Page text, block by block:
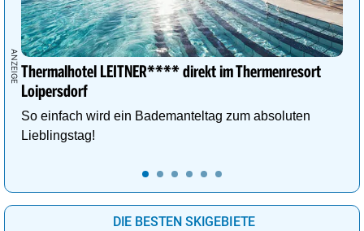
Thermalhotel LEITNER**** direkt im Thermenresort
Loipersdorf
So einfach wird ein Bademanteltag zum absoluten
Lieblingstag!
DIE BESTEN SKIGEBIETE